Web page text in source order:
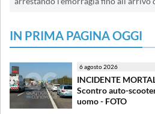
IN PRIMA PAGINA OGGI
6 agosto 2026
INCIDENTE
Scontro auto-
uomo - FOTO